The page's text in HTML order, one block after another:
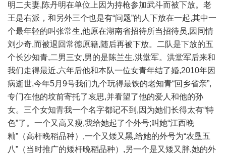
明二夫妻,陈丹明在单位上因为持枪参加武斗而被下放。老
王是右派，和另外三个也是有“问题”的人下放在一起,其中一
个最年轻的叫张常生,他原在湖南省招待所当招待员,因同情
刘少奇,而被退回常德原籍,随后再被下放。二队是下放的五
个长沙知青,二男三女,男的是陈兰生,洪堂军。洪堂军后来和
我们走得最近,六年后他和本队一位女青年结了婚,2010年因
病逝世,今年5月9号我们九个玩得最铁的老知青“回乡省亲”,
专门在他的坟前寄托了哀思,并看望了他的爱人和他的孙
女。三个女知青我一个名字都记不到,因为她们长得太有“特
色”了。一个又高又瘦,我给她起了个外号;叫她“江西晚
籼”（高杆晚稻品种）,一个又矮又黑,给她的外号为“农垦五
八”（当时推广的矮杆晚稻品种）,另一个是又矮又胖,她的外